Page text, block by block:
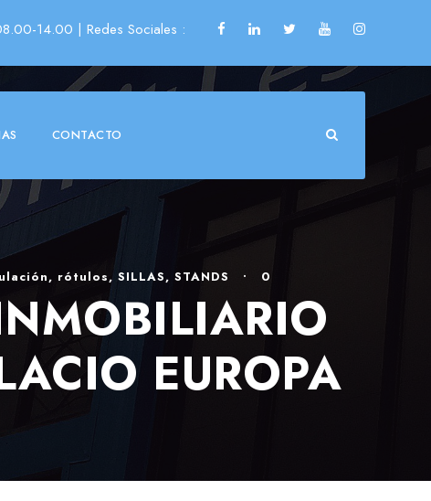
14.00 | Redes Sociales :
CONTACTO
, rótulos, SILLAS, STANDS • 0
EUROPA